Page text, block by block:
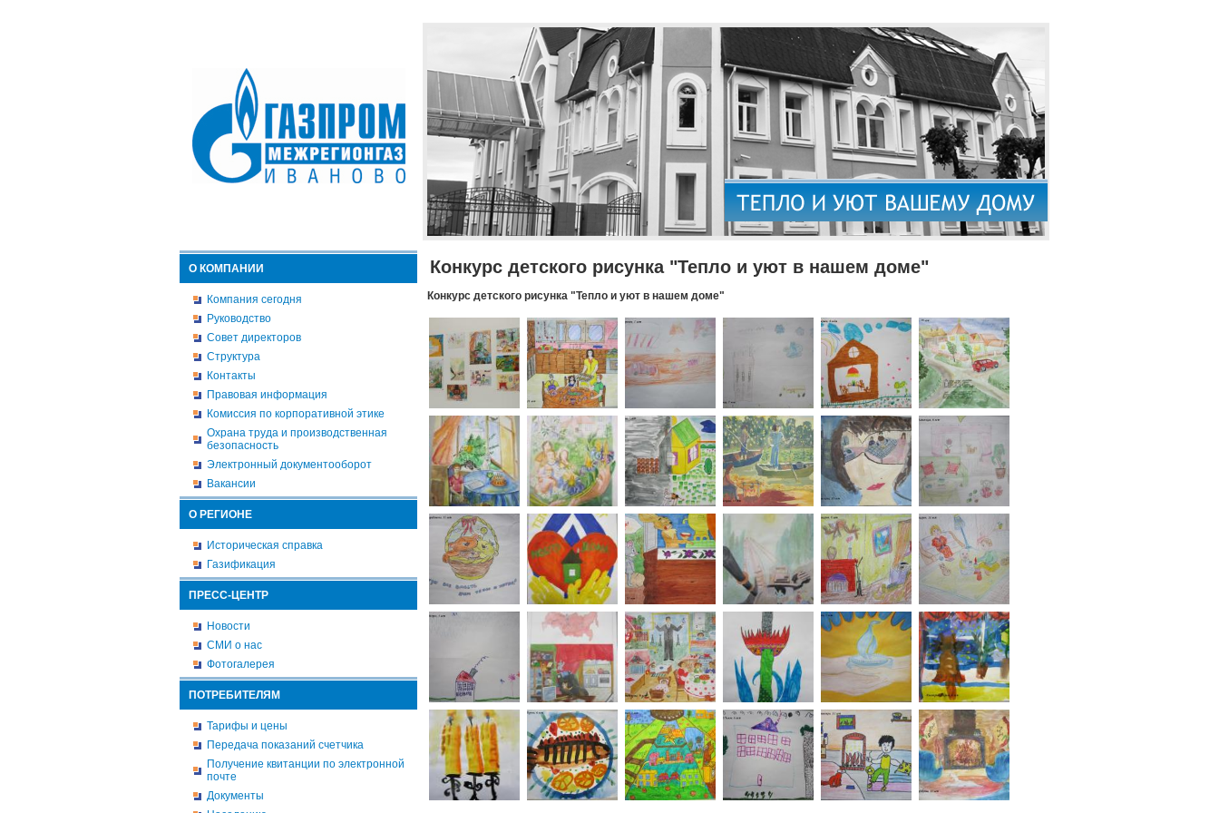
О КОМПАНИИ
Компания сегодня
Руководство
Совет директоров
Структура
Контакты
Правовая информация
Комиссия по корпоративной этике
Охрана труда и производственная
безопасность
Электронный документооборот
Вакансии
О РЕГИОНЕ
Историческая справка
Газификация
ПРЕСС-ЦЕНТР
Новости
СМИ о нас
Фотогалерея
ПОТРЕБИТЕЛЯМ
Тарифы и цены
Передача показаний счетчика
Получение квитанции по электронной
почте
Документы
Конкурс детского рисунка "Тепло и уют в нашем доме"
Конкурс детского рисунка "Тепло и уют в нашем доме"